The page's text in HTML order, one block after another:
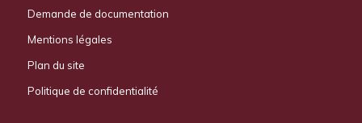
Demande de documentation
Mentions légales
Plan du site
Politique de confidentialité